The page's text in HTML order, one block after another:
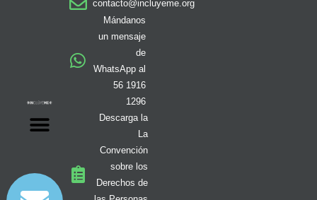
t b
e
d
i
n
k f
y
contacto@incluyeme.org
Mándanos
un mensaje
de
WhatsApp al
56 1916
1296
Descarga la
La
Convención
sobre los
Derechos de